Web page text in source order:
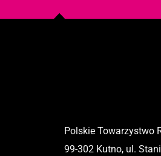
Polskie Towarzystwo
99-302 Kutno, ul.